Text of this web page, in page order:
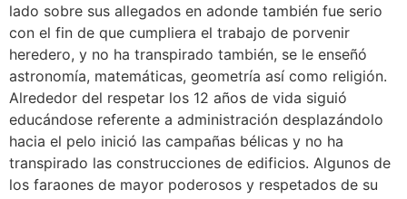
lado sobre sus allegados en adonde también fue serio
con el fin de que cumpliera el trabajo de porvenir
heredero, y no ha transpirado también, se le enseñó
astronomía, matemáticas, geometría así­ como religión.
Alrededor del respetar los 12 años de vida siguió
educándose referente a administración desplazándolo
hacia el pelo inició las campañas bélicas y no ha
transpirado las construcciones de edificios. Algunos de
los faraones de mayor poderosos y respetados de su